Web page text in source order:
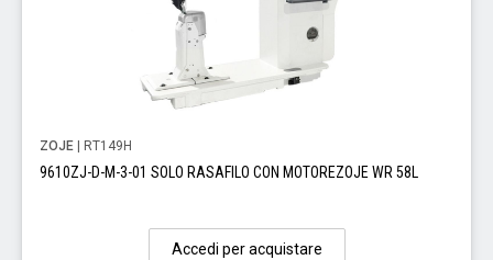
ZOJE | RT149H
9610ZJ-D-M-3-01 SOLO RASAFILO CON MOTOREZOJE WR 58L
Accedi per acquistare